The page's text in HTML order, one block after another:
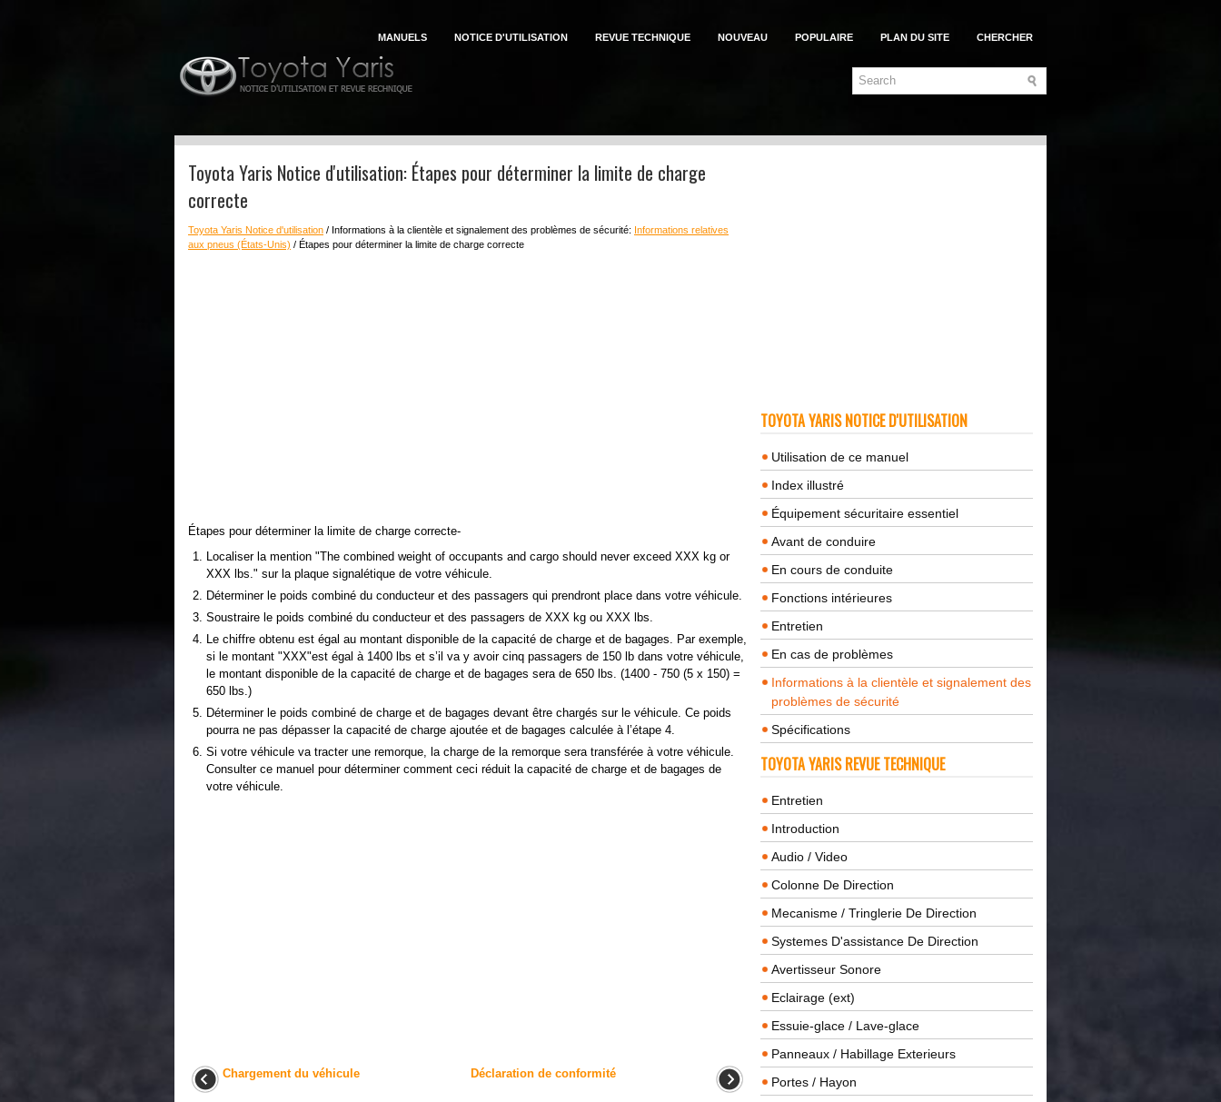
MANUELS NOTICE D'UTILISATION REVUE TECHNIQUE NOUVEAU POPULAIRE PLAN DU SITE CHERCHER
Toyota Yaris Notice d'utilisation: Étapes pour déterminer la limite de charge
correcte
Toyota Yaris Notice d'utilisation / Informations à la clientèle et signalement des problèmes de sécurité: Informations relatives
aux pneus (États-Unis) / Étapes pour déterminer la limite de charge correcte
Étapes pour déterminer la limite de charge correcte-
Localiser la mention "The combined weight of occupants and cargo should never exceed XXX kg or
XXX lbs." sur la plaque signalétique de votre véhicule.
Déterminer le poids combiné du conducteur et des passagers qui prendront place dans votre véhicule.
Soustraire le poids combiné du conducteur et des passagers de XXX kg ou XXX lbs.
Le chiffre obtenu est égal au montant disponible de la capacité de charge et de bagages. Par exemple,
si le montant "XXX"est égal à 1400 lbs et s’il va y avoir cinq passagers de 150 lb dans votre véhicule,
le montant disponible de la capacité de charge et de bagages sera de 650 lbs. (1400 - 750 (5 x 150) =
650 lbs.)
Déterminer le poids combiné de charge et de bagages devant être chargés sur le véhicule. Ce poids
pourra ne pas dépasser la capacité de charge ajoutée et de bagages calculée à l’étape 4.
Si votre véhicule va tracter une remorque, la charge de la remorque sera transférée à votre véhicule.
Consulter ce manuel pour déterminer comment ceci réduit la capacité de charge et de bagages de
votre véhicule.
Chargement du véhicule Déclaration de conformité
TOYOTA YARIS NOTICE D'UTILISATION
Utilisation de ce manuel
Index illustré
Équipement sécuritaire essentiel
Avant de conduire
En cours de conduite
Fonctions intérieures
Entretien
En cas de problèmes
Informations à la clientèle et signalement des
problèmes de sécurité
Spécifications
TOYOTA YARIS REVUE TECHNIQUE
Entretien
Introduction
Audio / Video
Colonne De Direction
Mecanisme / Tringlerie De Direction
Systemes D'assistance De Direction
Avertisseur Sonore
Eclairage (ext)
Essuie-glace / Lave-glace
Panneaux / Habillage Exterieurs
Portes / Hayon